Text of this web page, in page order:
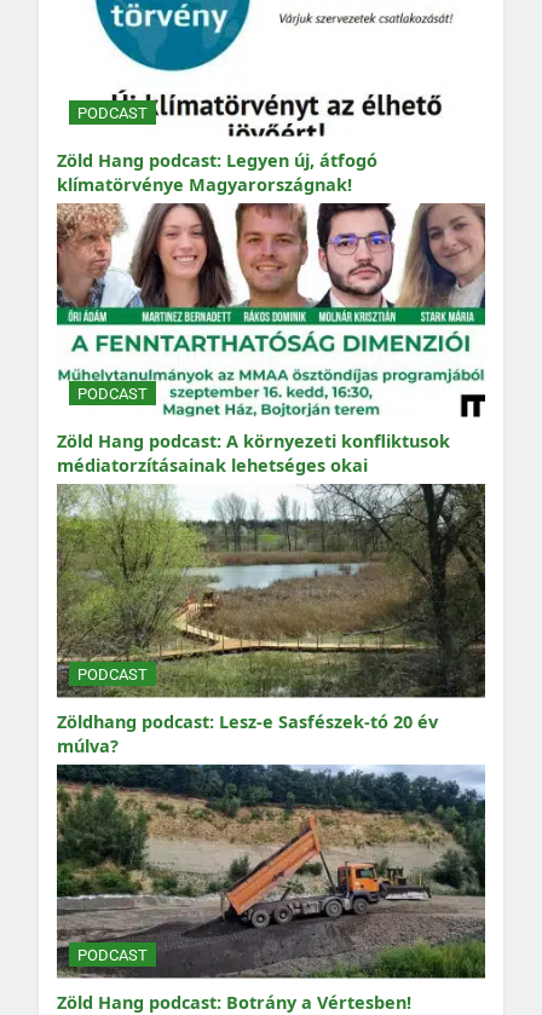
PODCAST
Zöld Hang podcast: Legyen új, átfogó
klímatörvénye Magyarországnak!
PODCAST
Zöld Hang podcast: A környezeti konfliktusok
médiatorzításainak lehetséges okai
PODCAST
Zöldhang podcast: Lesz-e Sasfészek-tó 20 év
múlva?
PODCAST
Zöld Hang podcast: Botrány a Vértesben!